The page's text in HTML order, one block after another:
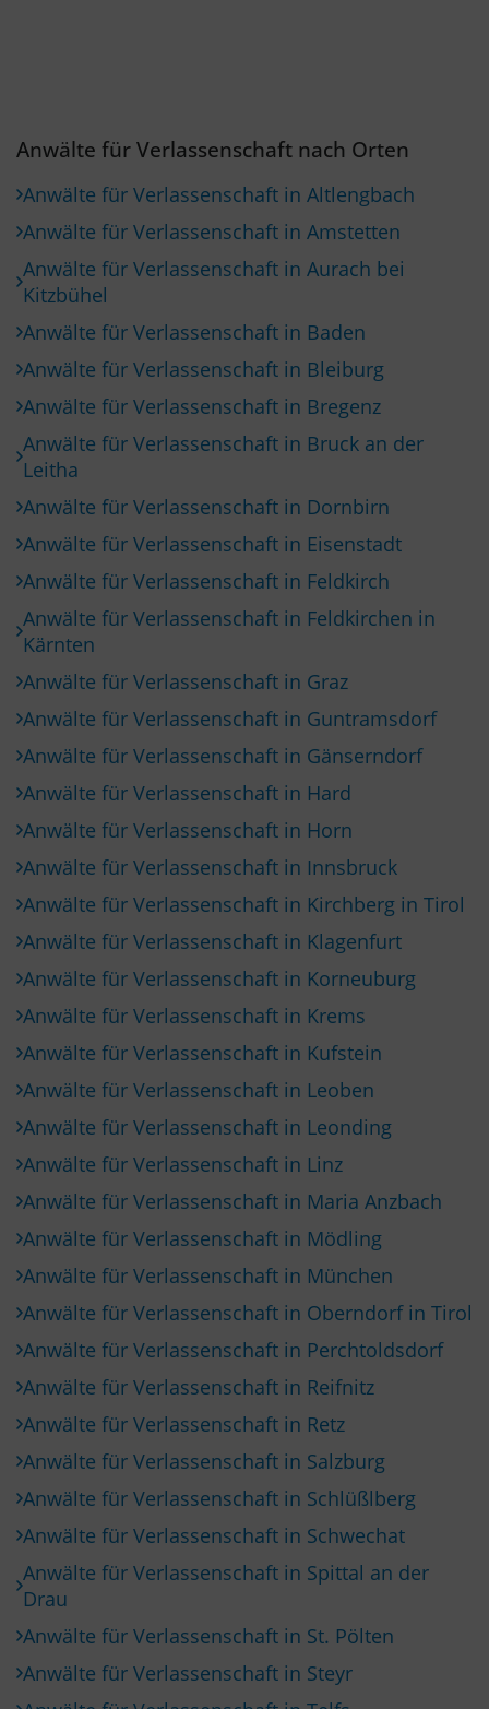
Anwälte für Verlassenschaft nach Orten
Anwälte für Verlassenschaft in Altlengbach
Anwälte für Verlassenschaft in Amstetten
Anwälte für Verlassenschaft in Aurach bei
Kitzbühel
Anwälte für Verlassenschaft in Baden
Anwälte für Verlassenschaft in Bleiburg
Anwälte für Verlassenschaft in Bregenz
Anwälte für Verlassenschaft in Bruck an der
Leitha
Anwälte für Verlassenschaft in Dornbirn
Anwälte für Verlassenschaft in Eisenstadt
Anwälte für Verlassenschaft in Feldkirch
Anwälte für Verlassenschaft in Feldkirchen in
Kärnten
Anwälte für Verlassenschaft in Graz
Anwälte für Verlassenschaft in Guntramsdorf
Anwälte für Verlassenschaft in Gänserndorf
Anwälte für Verlassenschaft in Hard
Anwälte für Verlassenschaft in Horn
Anwälte für Verlassenschaft in Innsbruck
Anwälte für Verlassenschaft in Kirchberg in Tirol
Anwälte für Verlassenschaft in Klagenfurt
Anwälte für Verlassenschaft in Korneuburg
Anwälte für Verlassenschaft in Krems
Anwälte für Verlassenschaft in Kufstein
Anwälte für Verlassenschaft in Leoben
Anwälte für Verlassenschaft in Leonding
Anwälte für Verlassenschaft in Linz
Anwälte für Verlassenschaft in Maria Anzbach
Anwälte für Verlassenschaft in Mödling
Anwälte für Verlassenschaft in München
Anwälte für Verlassenschaft in Oberndorf in Tirol
Anwälte für Verlassenschaft in Perchtoldsdorf
Anwälte für Verlassenschaft in Reifnitz
Anwälte für Verlassenschaft in Retz
Anwälte für Verlassenschaft in Salzburg
Anwälte für Verlassenschaft in Schlüßlberg
Anwälte für Verlassenschaft in Schwechat
Anwälte für Verlassenschaft in Spittal an der
Drau
Anwälte für Verlassenschaft in St. Pölten
Anwälte für Verlassenschaft in Steyr